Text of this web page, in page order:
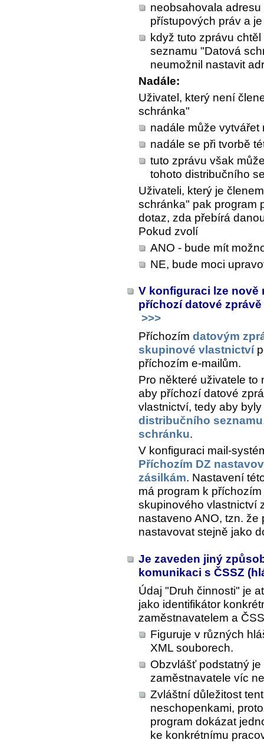
neobsahovala
přístupových práv a
když tuto zprávu
seznamu "Datová
neumožnil nastavit
Nadále:
Uživatel, který není
schránka"
nadále může vytvářet
nadále se při tvorbě
tuto zprávu však
tohoto distribučního
Uživateli, který je
schránka" pak program
dotaz, zda přebírá
Pokud zvolí
ANO - bude mít
NE, bude moci
V konfiguraci lze nově
příchozí datové
>>>
Příchozím datovým
skupinové vlastnictví
příchozím e-mailům.
Pro některé uživatele to
aby příchozí datové
vlastnictví, tedy aby
distribučního seznamu
schránku.
V konfiguraci mail-
Příchozím DZ
zásilkám. Nastavení
má program k
skupinového vlastnictví
nastaveno ANO, tzn.
nastavovat stejně jako
Je zaveden jiný
komunikaci s ČSSZ
Údaj "Druh činnosti" je
jako identifikátor
zaměstnavatelem a
Figuruje v různých
XML souborech.
Obzvlášť podstatný
zaměstnavatele víc
Zvláštní důležitost
neschopenkami,
program dokázat
ke konkrétnímu